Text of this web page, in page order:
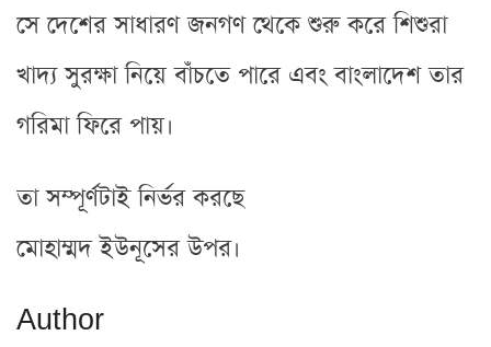
সে দেশের সাধারণ জনগণ থেকে শুরু করে শিশুরা
খাদ্য সুরক্ষা নিয়ে বাঁচতে পারে এবং বাংলাদেশ তার
গরিমা ফিরে পায়।
তা সম্পূর্ণটাই নির্ভর করছে
মোহাম্মদ ইউনূসের উপর।
Author